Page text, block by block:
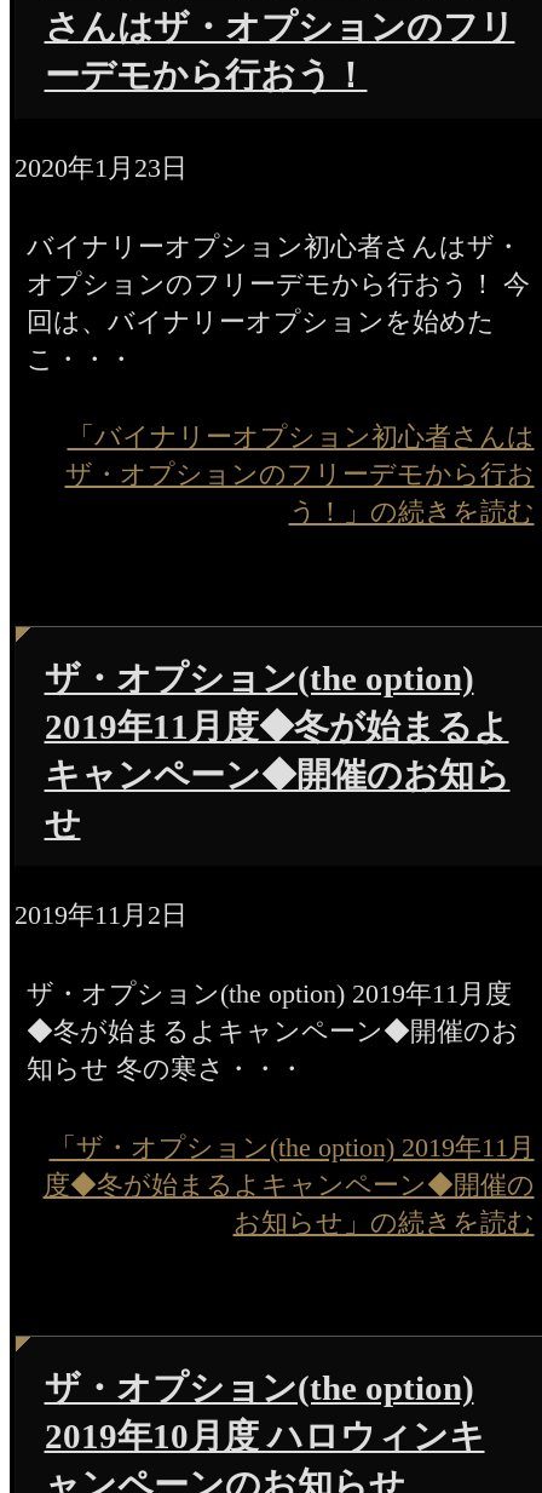
さんはザ・オプションのフリ
ーデモから行おう！
2020年1月23日
バイナリーオプション初心者さんはザ・
オプションのフリーデモから行おう！ 今
回は、バイナリーオプションを始めた
こ・・・
「バイナリーオプション初心者さんは
ザ・オプションのフリーデモから行お
う！」の続きを読む
ザ・オプション(the option)
2019年11月度◆冬が始まるよ
キャンペーン◆開催のお知ら
せ
2019年11月2日
ザ・オプション(the option) 2019年11月度
◆冬が始まるよキャンペーン◆開催のお
知らせ 冬の寒さ・・・
「ザ・オプション(the option) 2019年11月
度◆冬が始まるよキャンペーン◆開催の
お知らせ」の続きを読む
ザ・オプション(the option)
2019年10月度 ハロウィンキ
ャンペーンのお知らせ